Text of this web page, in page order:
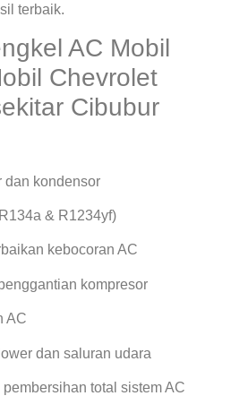
terbaik.
AC Mobil
Chevrolet
Cibubur
dan kondensor
& R1234yf)
kebocoran AC
kompresor
AC
dan saluran udara
total sistem AC